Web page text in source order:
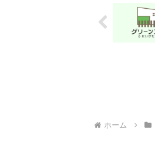
ホーム